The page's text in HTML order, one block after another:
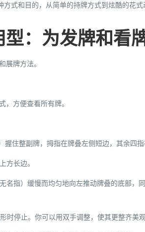
方式和目的，从简单的持牌方式到炫酷的花
：为发牌和看
展牌方法。
，方便查看所有牌。
握住整副牌，拇指在牌叠左侧短边，其余四指
方长边。
名指）缓慢而均匀地向左推动牌叠的底部，
时停止。你可以用双手调整，使其更整齐美观